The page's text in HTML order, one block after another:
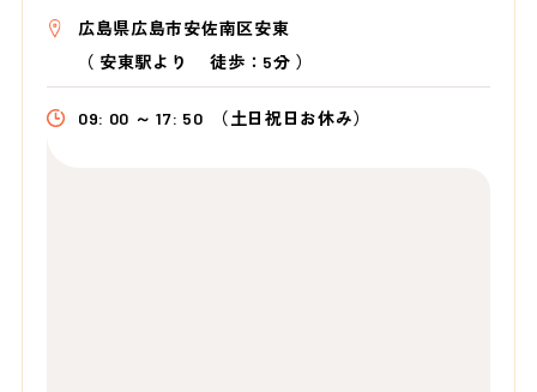
広島県広島市安佐南区安東
（ 安東駅より徒歩：5分 ）
09: 00 ～ 17: 50 （土日祝日お休み）